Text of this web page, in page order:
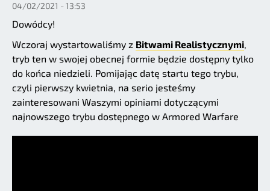
04/02/2021 - 13:53
Dowódcy!
Wczoraj wystartowaliśmy z Bitwami Realistycznymi,
tryb ten w swojej obecnej formie będzie dostępny tylko
do końca niedzieli. Pomijając datę startu tego trybu,
czyli pierwszy kwietnia, na serio jesteśmy
zainteresowani Waszymi opiniami dotyczącymi
najnowszego trybu dostępnego w Armored Warfare